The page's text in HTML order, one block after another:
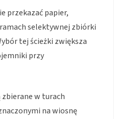
przekazać papier,
selektywnej zbiórki
tej ścieżki zwiększa
przy
w turach
na wiosnę